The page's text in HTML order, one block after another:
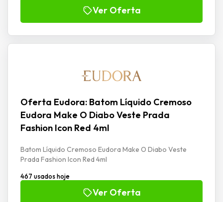
Ver Oferta
Oferta Eudora: Batom Líquido Cremoso
Eudora Make O Diabo Veste Prada
Fashion Icon Red 4ml
Batom Líquido Cremoso Eudora Make O Diabo Veste
Prada Fashion Icon Red 4ml
467 usados hoje
Ver Oferta